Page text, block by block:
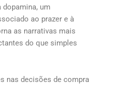
um
ao prazer e à
as narrativas mais
do que simples
nas decisões de compra